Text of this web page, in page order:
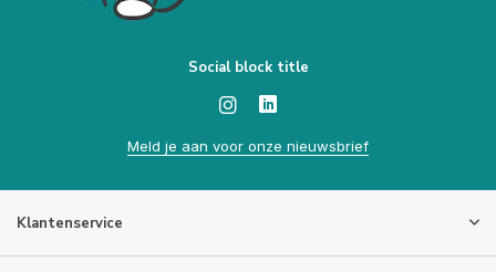
Social block title
Meld je aan voor onze nieuwsbrief
Klantenservice